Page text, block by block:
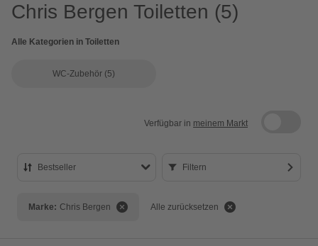
Chris Bergen Toiletten (5)
Alle Kategorien in Toiletten
WC-Zubehör (5)
Verfügbar in meinem Markt
Bestseller Filtern
Marke: Chris Bergen Alle zurücksetzen